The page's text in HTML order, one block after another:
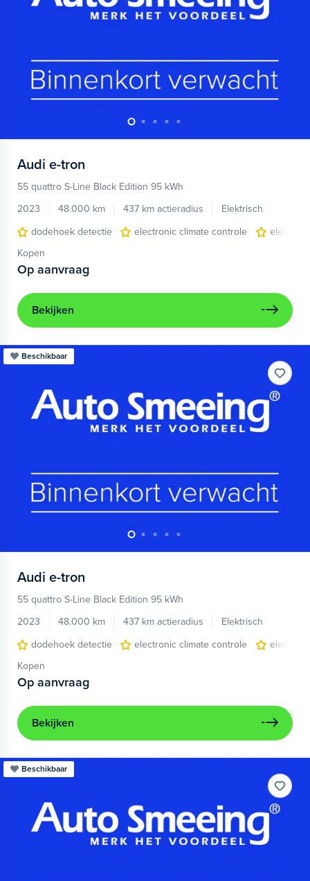
Audi e-tron
55 quattro S-Line Black Edition 95 kWh
2023
48.000 km 437 km actieradius
Elektrisch
dodehoek detectie
electronic climate controle
Kopen
Op aanvraag
Bekijken
Beschikbaar
Audi e-tron
55 quattro S-Line Black Edition 95 kWh
2023
48.000 km 437 km actieradius
Elektrisch
dodehoek detectie
electronic climate controle
Kopen
Op aanvraag
Bekijken
Beschikbaar